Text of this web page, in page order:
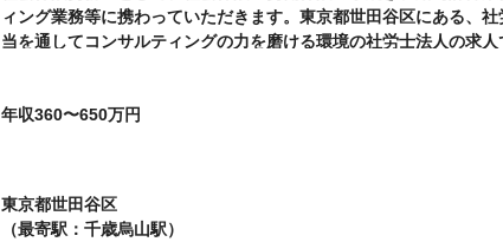
ィング業務等に携わっていただきます。東京都世田谷区にある、
当を通してコンサルティングの力を磨ける環境の社労士法人の求人
年収360〜650万円
東京都世田谷区
（最寄駅：千歳烏山駅）